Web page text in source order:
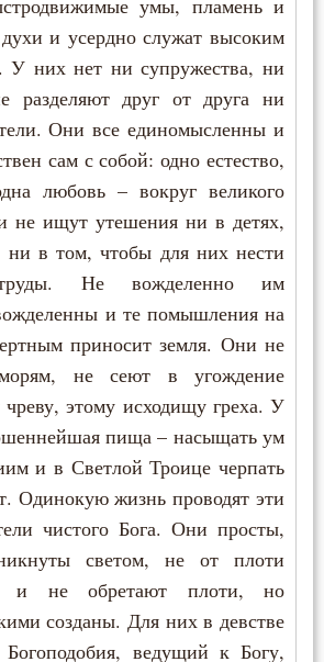
умы, пламень и
и усердно служат высоким
У них нет ни супружества, ни
разделяют друг от друга ни
Они все единомысленны и
сам с собой: одно естество,
любовь – вокруг великого
не ищут утешения ни в детях,
ни в том, чтобы для них нести
труды. Не вожделенно им
и те помышления на
приносит земля. Они не
не сеют в угождение
чреву, этому исходищу греха. У
пища – насыщать ум
и в Светлой Троице черпать
Одинокую жизнь проводят эти
чистого Бога. Они просты,
светом, не от плоти
и не обретают плоти, но
созданы. Для них в девстве
Богоподобия, ведущий к Богу,